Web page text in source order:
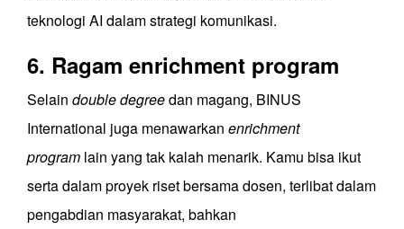
teknologi AI dalam strategi komunikasi.
6. Ragam enrichment program
Selain double degreedan magang, BINUS
International juga menawarkan enrichment
program lain yang tak kalah menarik. Kamu bisa ikut
serta dalam proyek riset bersama dosen, terlibat dalam
pengabdian masyarakat, bahkan